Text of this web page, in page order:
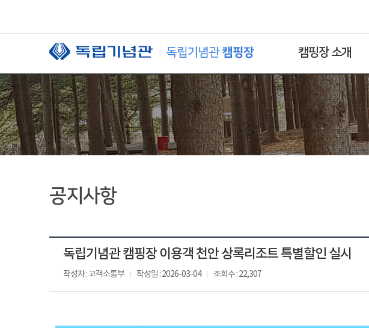
캠핑장 소개
공지사항
독립기념관 캠핑장 이용객 천안 상록리조트 특별할인 실시
작성자 : 고객소통부 작성일 : 2026-03-04 조회수 : 22,307